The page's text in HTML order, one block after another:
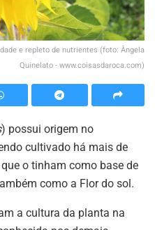
e repleto de nutrientes (foto: Ângela
Quinelato - www.coisasdaroca.com)
) possui origem no
cultivado há mais de
o tinham como base de
como a Flor do sol.
a cultura da planta na